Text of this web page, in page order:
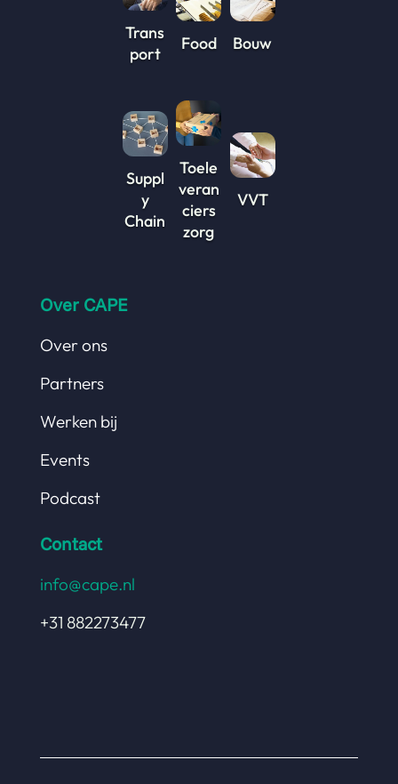
Trans
port
Food Bouw
Suppl
y
Chain
Toele
veran
ciers
zorg
VVT
Over CAPE
Over ons
Partners
Werken bij
Events
Podcast
Contact
info@cape.nl
+31 882273477